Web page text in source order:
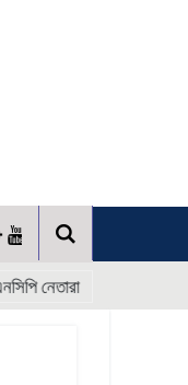
* * * *